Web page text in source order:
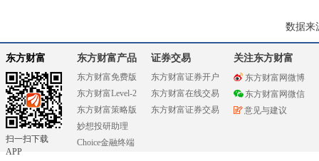
数据来
东方财富
扫一扫下载
APP
东方财富产品
东方财富免费版
东方财富Level-2
东方财富策略版
妙想投研助理
Choice金融终端
证券交易
东方财富证券开户
东方财富在线交易
东方财富证券交易
关注东方财富
东方财富网微博
东方财富网微信
意见与建议